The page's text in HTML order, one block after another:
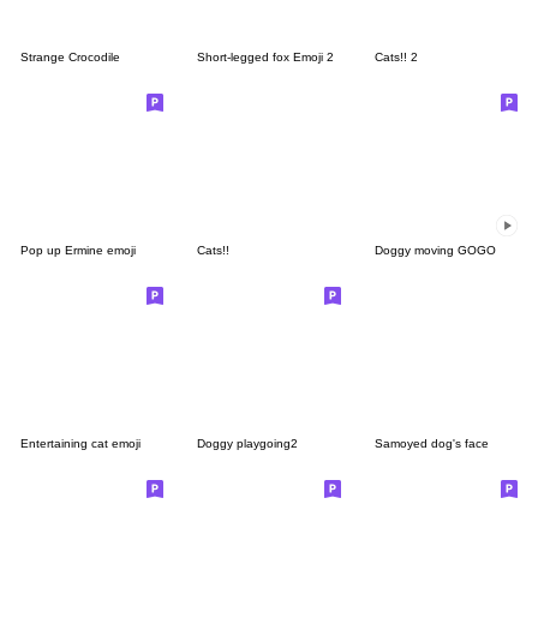
Strange Crocodile Short-legged fox Emoji 2 Cats!! 2
Pop up Ermine emoji Cats!! Doggy moving GOGO
Entertaining cat emoji Doggy playgoing2 Samoyed dog's face